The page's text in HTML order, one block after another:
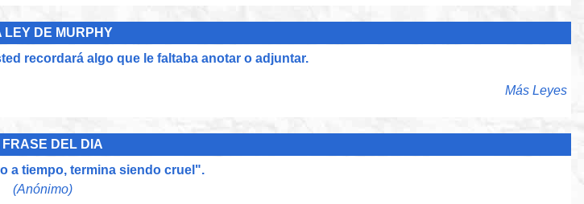
LEY DE MURPHY
recordará algo que le faltaba anotar o adjuntar.
Más Leyes
FRASE DEL DIA
a tiempo, termina siendo cruel".
(Anónimo)